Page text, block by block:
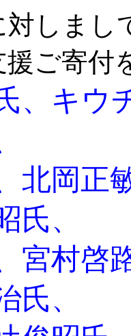
対しまし
ご寄付
、 キウ
北岡正
氏、
宮村啓
氏、